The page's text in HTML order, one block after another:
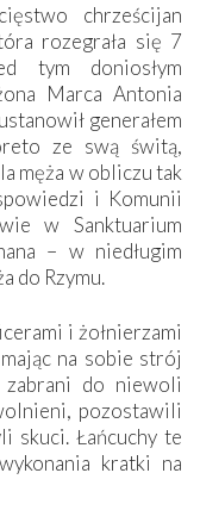
chrześcijan
rozegrała się 7
tym doniosłym
Marca Antonia
generałem
ze swą świtą,
męża w obliczu tak
i Komunii
w Sanktuarium
– w niedługim
do Rzymu.
i żołnierzami
na sobie strój
do niewoli
pozostawili
skuci. Łańcuchy te
kratki na